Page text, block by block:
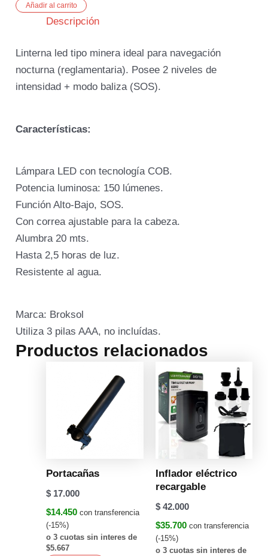
Añadir al carrito
Descripción
Linterna led tipo minera ideal para navegación
nocturna (reglamentaria). Posee 2 niveles de
intensidad + modo baliza (SOS).
Características:
Lámpara LED con tecnología COB.
Potencia luminosa: 150 lúmenes.
Función Alto-Bajo, SOS.
Con correa ajustable para la cabeza.
Alumbra 20 mts.
Hasta 2,5 horas de luz.
Resistente al agua.
Marca: Broksol
Utiliza 3 pilas AAA, no incluídas.
Productos relacionados
Portacañas
$ 17.000
$14.450con transferencia
(-15%)
o 3 cuotas sin interes de
$5.667
Inflador eléctrico
recargable
$42.000
$35.700 con transferencia
(-15%)
o 3 cuotas sin interes de